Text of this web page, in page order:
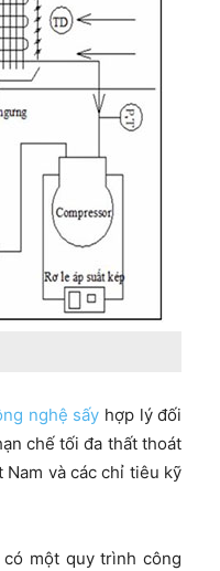
nghệ sấy hợp lý đối
chế tối đa thất thoát
Nam và các chỉ tiêu kỹ
một quy trình công